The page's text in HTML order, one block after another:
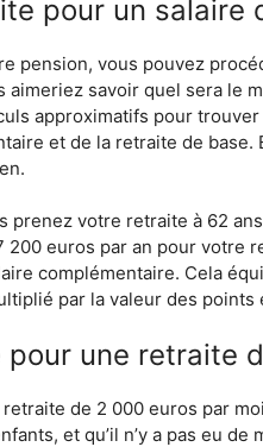
pour un salaire
pension, vous pouvez
aimeriez savoir quel sera le
approximatifs pour
et de la retraite de
prenez votre retraite à 62
200 euros par an pour votre
complémentaire. Cela
par la valeur des points
pour une retraite
retraite de 2 000 euros par
et qu’il n’y a pas eu